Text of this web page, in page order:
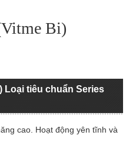
Bi)
Loại tiêu chuẩn Series
cao. Hoạt động yên tĩnh và